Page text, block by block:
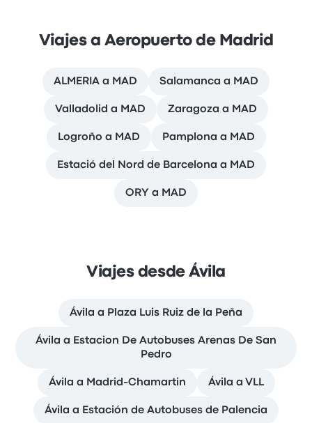
Viajes a Aeropuerto de Madrid
ALMERIA a MAD Salamanca a MAD
Valladolid a MAD Zaragoza a MAD
Logroño a MAD Pamplona a MAD
Estació del Nord de Barcelona a MAD
ORY a MAD
Viajes desde Ávila
Ávila a Plaza Luis Ruiz de la Peña
Ávila a Estacion De Autobuses Arenas De San
Pedro
Ávila a Madrid-Chamartin Ávila a VLL
Ávila a Estación de Autobuses de Palencia